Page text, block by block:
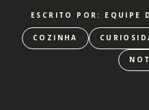
ESCRITO POR: EQUIPE
COZINHA